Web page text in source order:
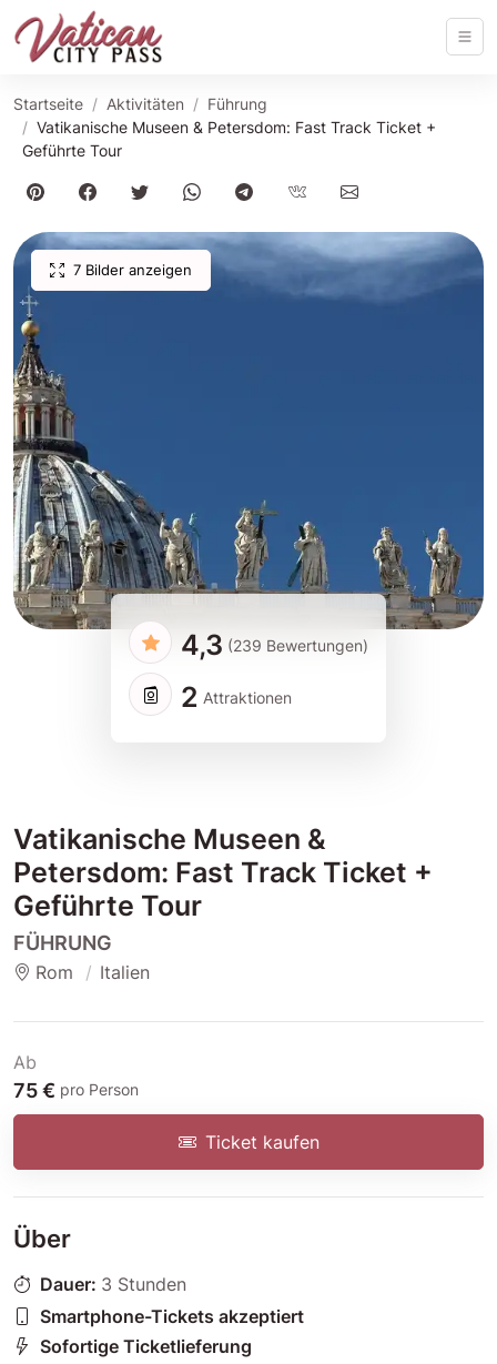
Startseite Aktivitäten
Führung
Vatikanische Museen & Petersdom: Fast Track Ticket +
Geführte Tour
7 Bilder anzeigen
4,3 (239 Bewertungen)
2 Attraktionen
Vatikanische Museen &
Petersdom: Fast Track Ticket +
Geführte Tour
FÜHRUNG
Rom Italien
Ab
75 € pro Person
Ticket kaufen
Über
Dauer: 3 Stunden
Smartphone-Tickets akzeptiert
Sofortige Ticketlieferung